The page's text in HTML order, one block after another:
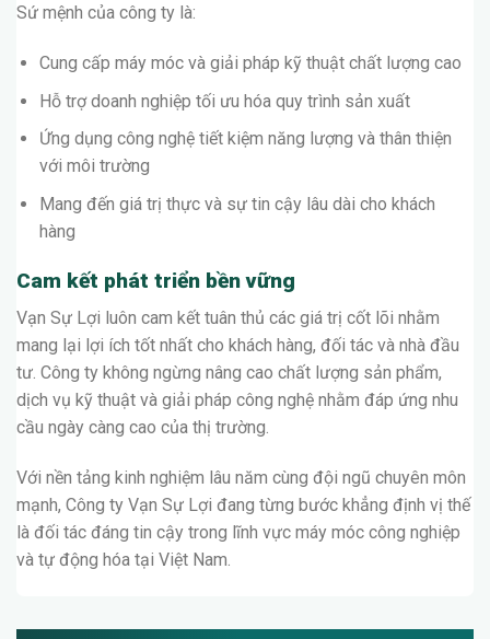
Sứ mệnh của công ty là:
Cung cấp máy móc và giải pháp kỹ thuật chất lượng cao
Hỗ trợ doanh nghiệp tối ưu hóa quy trình sản xuất
Ứng dụng công nghệ tiết kiệm năng lượng và thân thiện
với môi trường
Mang đến giá trị thực và sự tin cậy lâu dài cho khách
hàng
Cam kết phát triển bền vững
Vạn Sự Lợi luôn cam kết tuân thủ các giá trị cốt lõi nhằm
mang lại lợi ích tốt nhất cho khách hàng, đối tác và nhà đầu
tư. Công ty không ngừng nâng cao chất lượng sản phẩm,
dịch vụ kỹ thuật và giải pháp công nghệ nhằm đáp ứng nhu
cầu ngày càng cao của thị trường.
Với nền tảng kinh nghiệm lâu năm cùng đội ngũ chuyên môn
mạnh, Công ty Vạn Sự Lợi đang từng bước khẳng định vị thế
là đối tác đáng tin cậy trong lĩnh vực máy móc công nghiệp
và tự động hóa tại Việt Nam.